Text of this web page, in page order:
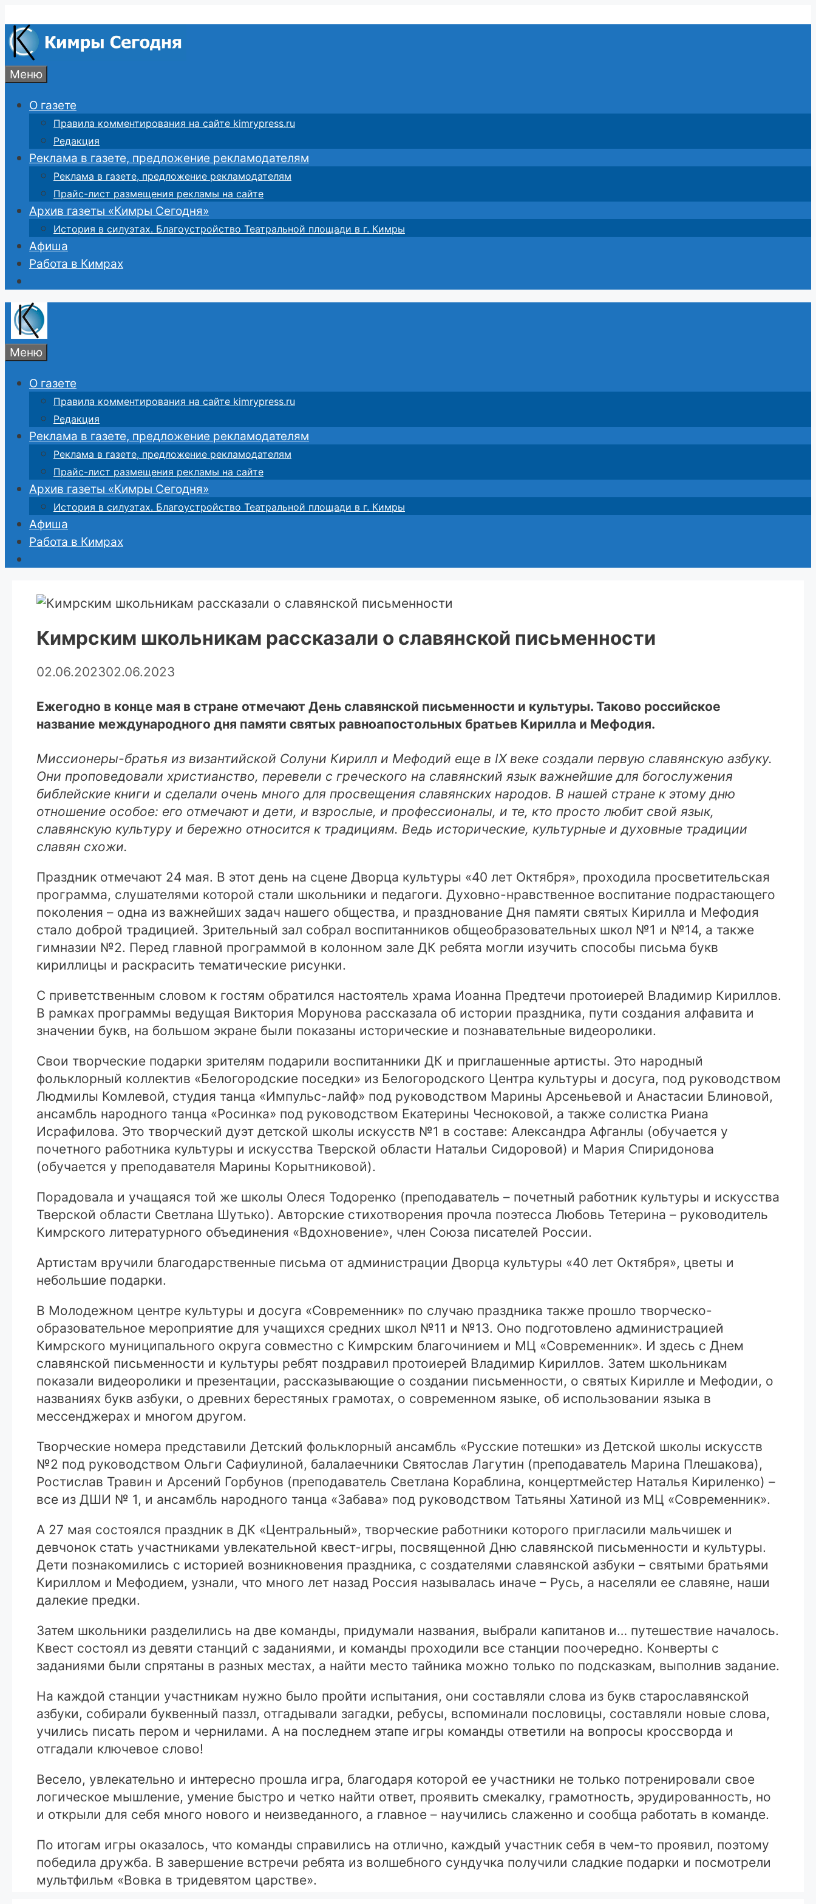
к
содержимому
Меню
О газете
Правила комментирования на сайте kimrypress.ru
Редакция
Реклама в газете, предложение рекламодателям
Реклама в газете, предложение рекламодателям
Прайс-лист размещения рекламы на сайте
Архив газеты «Кимры Сегодня»
История в силуэтах. Благоустройство Театральной площади в г. Кимры
Афиша
Работа в Кимрах
Меню
О газете
Правила комментирования на сайте kimrypress.ru
Редакция
Реклама в газете, предложение рекламодателям
Реклама в газете, предложение рекламодателям
Прайс-лист размещения рекламы на сайте
Архив газеты «Кимры Сегодня»
История в силуэтах. Благоустройство Театральной площади в г. Кимры
Афиша
Работа в Кимрах
Кимрским школьникам рассказали о славянской письменности
02.06.202302.06.2023
Ежегодно в конце мая в стране отмечают День славянской письменности и культуры. Таково российское
название международного дня памяти святых равноапостольных братьев Кирилла и Мефодия.
Миссионеры-братья из византийской Солуни Кирилл и Мефодий еще в IX веке создали первую славянскую азбуку.
Они проповедовали христианство, перевели с греческого на славянский язык важнейшие для богослужения
библейские книги и сделали очень много для просвещения славянских народов. В нашей стране к этому дню
отношение особое: его отмечают и дети, и взрослые, и профессионалы, и те, кто просто любит свой язык,
славянскую культуру и бережно относится к традициям. Ведь исторические, культурные и духовные традиции
славян схожи.
Праздник отмечают 24 мая. В этот день на сцене Дворца культуры «40 лет Октября», проходила просветительская
программа, слушателями которой стали школьники и педагоги. Духовно-нравственное воспитание подрастающего
поколения – одна из важнейших задач нашего общества, и празднование Дня памяти святых Кирилла и Мефодия
стало доброй традицией. Зрительный зал собрал воспитанников общеобразовательных школ №1 и №14, а также
гимназии №2. Перед главной программой в колонном зале ДК ребята могли изучить способы письма букв
кириллицы и раскрасить тематические рисунки.
С приветственным словом к гостям обратился настоятель храма Иоанна Предтечи протоиерей Владимир Кириллов.
В рамках программы ведущая Виктория Морунова рассказала об истории праздника, пути создания алфавита и
значении букв, на большом экране были показаны исторические и познавательные видеоролики.
Свои творческие подарки зрителям подарили воспитанники ДК и приглашенные артисты. Это народный
фольклорный коллектив «Белогородские поседки» из Белогородского Центра культуры и досуга, под руководством
Людмилы Комлевой, студия танца «Импульс-лайф» под руководством Марины Арсеньевой и Анастасии Блиновой,
ансамбль народного танца «Росинка» под руководством Екатерины Чесноковой, а также солистка Риана
Исрафилова. Это творческий дуэт детской школы искусств №1 в составе: Александра Афганлы (обучается у
почетного работника культуры и искусства Тверской области Натальи Сидоровой) и Мария Спиридонова
(обучается у преподавателя Марины Корытниковой).
Порадовала и учащаяся той же школы Олеся Тодоренко (преподаватель – почетный работник культуры и искусства
Тверской области Светлана Шутько). Авторские стихотворения прочла поэтесса Любовь Тетерина – руководитель
Кимрского литературного объединения «Вдохновение», член Союза писателей России.
Артистам вручили благодарственные письма от администрации Дворца культуры «40 лет Октября», цветы и
небольшие подарки.
В Молодежном центре культуры и досуга «Современник» по случаю праздника также прошло творческо-
образовательное мероприятие для учащихся средних школ №11 и №13. Оно подготовлено администрацией
Кимрского муниципального округа совместно с Кимрским благочинием и МЦ «Современник». И здесь с Днем
славянской письменности и культуры ребят поздравил протоиерей Владимир Кириллов. Затем школьникам
показали видеоролики и презентации, рассказывающие о создании письменности, о святых Кирилле и Мефодии, о
названиях букв азбуки, о древних берестяных грамотах, о современном языке, об использовании языка в
мессенджерах и многом другом.
Творческие номера представили Детский фольклорный ансамбль «Русские потешки» из Детской школы искусств
№2 под руководством Ольги Сафиулиной, балалаечники Святослав Лагутин (преподаватель Марина Плешакова),
Ростислав Травин и Арсений Горбунов (преподаватель Светлана Кораблина, концертмейстер Наталья Кириленко) –
все из ДШИ № 1, и ансамбль народного танца «Забава» под руководством Татьяны Хатиной из МЦ «Современник».
А 27 мая состоялся праздник в ДК «Центральный», творческие работники которого пригласили мальчишек и
девчонок стать участниками увлекательной квест-игры, посвященной Дню славянской письменности и культуры.
Дети познакомились с историей возникновения праздника, с создателями славянской азбуки – святыми братьями
Кириллом и Мефодием, узнали, что много лет назад Россия называлась иначе – Русь, а населяли ее славяне, наши
далекие предки.
Затем школьники разделились на две команды, придумали названия, выбрали капитанов и… путешествие началось.
Квест состоял из девяти станций с заданиями, и команды проходили все станции поочередно. Конверты с
заданиями были спрятаны в разных местах, а найти место тайника можно только по подсказкам, выполнив задание.
На каждой станции участникам нужно было пройти испытания, они составляли слова из букв старославянской
азбуки, собирали буквенный паззл, отгадывали загадки, ребусы, вспоминали пословицы, составляли новые слова,
учились писать пером и чернилами. А на последнем этапе игры команды ответили на вопросы кроссворда и
отгадали ключевое слово!
Весело, увлекательно и интересно прошла игра, благодаря которой ее участники не только потренировали свое
логическое мышление, умение быстро и четко найти ответ, проявить смекалку, грамотность, эрудированность, но
и открыли для себя много нового и неизведанного, а главное – научились слаженно и сообща работать в команде.
По итогам игры оказалось, что команды справились на отлично, каждый участник себя в чем-то проявил, поэтому
победила дружба. В завершение встречи ребята из волшебного сундучка получили сладкие подарки и посмотрели
мультфильм «Вовка в тридевятом царстве».